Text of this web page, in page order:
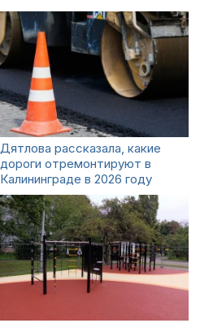
Дятлова рассказала, какие
дороги отремонтируют в
Калининграде в 2026 году